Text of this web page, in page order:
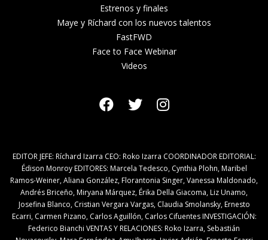
Estrenos y finales
Maye y Ríchard con los nuevos talentos
FastFWD
Face to Face Webinar
Videos
EDITOR JEFE: Ríchard Izarra CEO: Roko Izarra COORDINADOR EDITORIAL:
Édison Monroy EDITORES: Marcela Tedesco, Cynthia Plohn, Maribel
Ramos-Weiner, Aliana González, Florantonia Singer, Vanessa Maldonado,
Andrés Briceño, Miryana Márquez, Érika Della Giacoma, Liz Unamo,
Josefina Blanco, Cristian Vergara Vargas, Claudia Smolansky, Ernesto
Ecarri, Carmen Pizano, Carlos Aguillón, Carlos Cifuentes INVESTIGACIÓN:
Federico Bianchi VENTAS Y RELACIONES: Roko Izarra, Sebastián